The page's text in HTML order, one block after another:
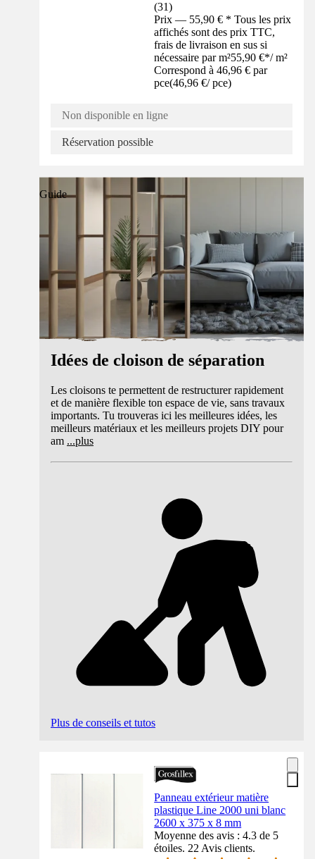
(31)
Prix — 55,90 € * Tous les prix
affichés sont des prix TTC,
frais de livraison en sus si
nécessaire par m²55,90 €*/ m²
Correspond à 46,96 € par
pce(46,96 €/ pce)
Non disponible en ligne
Réservation possible
Guide
Idées de cloison de séparation
Les cloisons te permettent de restructurer rapidement
et de manière flexible ton espace de vie, sans travaux
importants. Tu trouveras ici les meilleures idées, les
meilleurs matériaux et les meilleurs projets DIY pour
am ...plus
Plus de conseils et tutos
Panneau extérieur matière
plastique Line 2000 uni blanc
2600 x 375 x 8 mm
Moyenne des avis : 4.3 de 5
étoiles. 22 Avis clients.